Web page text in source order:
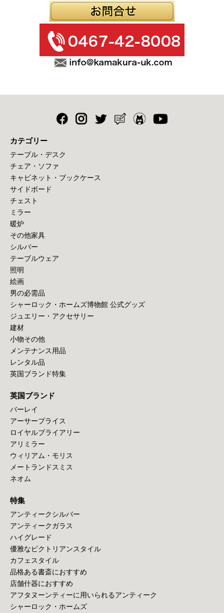
カテゴリー
テーブル・デスク
チェア・ソファ
キャビネット・ブックケース
サイドボード
チェスト
ミラー
暖炉
その他家具
シルバー
テーブルウェア
照明
絵画
男の必需品
シャーロック・ホームズ博物館 公式グッズ
ジュエリー・アクセサリー
建材
小物その他
メンテナンス用品
レンタル品
英国ブランド特集
英国ブランド
バーレイ
アーサープライス
ロイヤルブライアリー
アリミラー
ウィリアム・モリス
メートランドスミス
ネオム
特集
アンティークシルバー
アンティークガラス
ハイグレード
優雅なビクトリアンスタイル
カフェスタイル
品格ある書斎におすすめ
店舗什器におすすめ
アフタヌーンティーに用いられるアンティーク
シャーロック・ホームズ